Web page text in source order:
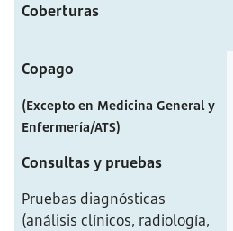
Coberturas
Copago
(Excepto en Medicina General y
Enfermería/ATS)
Consultas y pruebas
Pruebas diagnósticas
(análisis clínicos, radiología,